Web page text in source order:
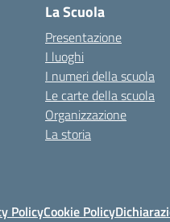
La Scuola
Presentazione
I luoghi
I numeri della scuola
Le carte della scuola
Organizzazione
La storia
PolicyCookie Policy